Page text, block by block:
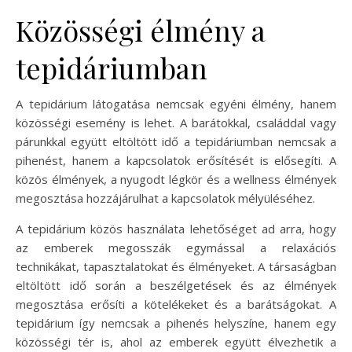
Közösségi élmény a
tepidáriumban
A tepidárium látogatása nemcsak egyéni élmény, hanem
közösségi esemény is lehet. A barátokkal, családdal vagy
párunkkal együtt eltöltött idő a tepidáriumban nemcsak a
pihenést, hanem a kapcsolatok erősítését is elősegíti. A
közös élmények, a nyugodt légkör és a wellness élmények
megosztása hozzájárulhat a kapcsolatok mélyüléséhez.
A tepidárium közös használata lehetőséget ad arra, hogy
az emberek megosszák egymással a relaxációs
technikákat, tapasztalatokat és élményeket. A társaságban
eltöltött idő során a beszélgetések és az élmények
megosztása erősíti a kötelékeket és a barátságokat. A
tepidárium így nemcsak a pihenés helyszíne, hanem egy
közösségi tér is, ahol az emberek együtt élvezhetik a